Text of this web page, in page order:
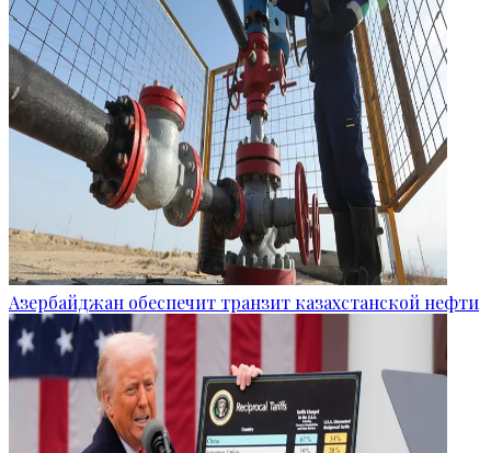
Азербайджан обеспечит транзит казахстанской нефти